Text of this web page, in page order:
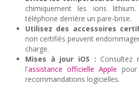
chimiquement les ions
téléphone derrière un pare-brise.
Utilisez des accessoires
non certifiés peuvent
charge.
Mises à jour iOS : Consultez
l'assistance officielle Apple
recommandations logicielles.